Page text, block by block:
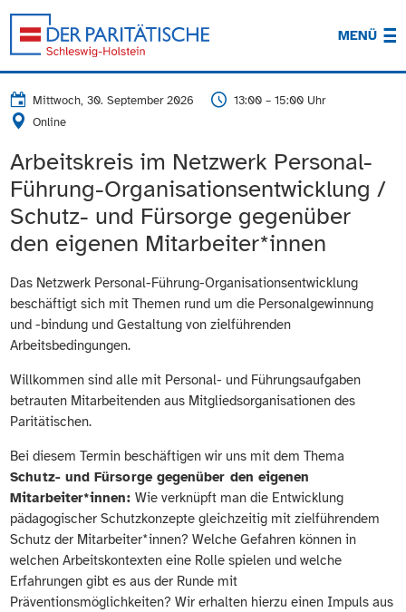
MENÜ
Mittwoch, 30. September 2026
13:00 – 15:00 Uhr
Online
Arbeitskreis im Netzwerk Personal-
Führung-Organisationsentwicklung /
Schutz- und Fürsorge gegenüber
den eigenen Mitarbeiter*innen
Das Netzwerk Personal-Führung-Organisationsentwicklung
beschäftigt sich mit Themen rund um die Personalgewinnung
und -bindung und Gestaltung von zielführenden
Arbeitsbedingungen.
Willkommen sind alle mit Personal- und Führungsaufgaben
betrauten Mitarbeitenden aus Mitgliedsorganisationen des
Paritätischen.
Bei diesem Termin beschäftigen wir uns mit dem Thema
Schutz- und Fürsorge gegenüber den eigenen
Mitarbeiter*innen: Wie verknüpft man die Entwicklung
pädagogischer Schutzkonzepte gleichzeitig mit zielführendem
Schutz der Mitarbeiter*innen? Welche Gefahren können in
welchen Arbeitskontexten eine Rolle spielen und welche
Erfahrungen gibt es aus der Runde mit
Präventionsmöglichkeiten? Wir erhalten hierzu einen Impuls aus